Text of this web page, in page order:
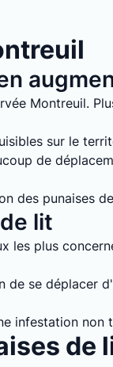
Montreuil.
sur le
de
des punaises
lit
les plus
de se déplacer
infestation non
de